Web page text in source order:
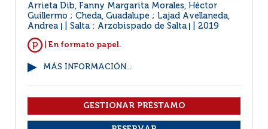
Arrieta Dib, Fanny Margarita Morales, Héctor
Guillermo ; Cheda, Guadalupe ; Lajad Avellaneda,
Andrea
Salta : Arzobispado de Salta 2019
| En formato papel.
MÁS INFORMACIÓN...